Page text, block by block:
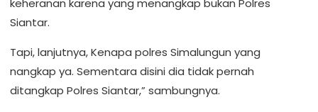
keheranan karena yang menangkap bukan Polres
Siantar.
Tapi, lanjutnya, Kenapa polres Simalungun yang
nangkap ya. Sementara disini dia tidak pernah
ditangkap Polres Siantar,” sambungnya.